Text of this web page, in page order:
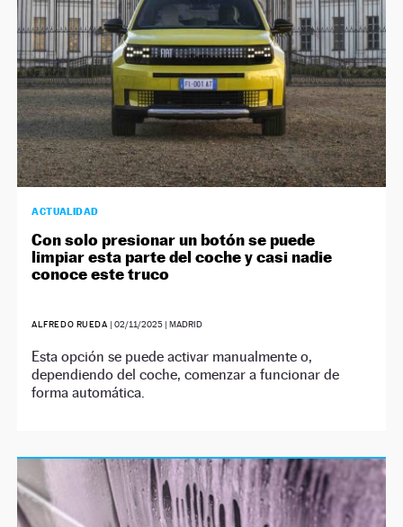
ACTUALIDAD
Con solo presionar un botón se puede
limpiar esta parte del coche y casi nadie
conoce este truco
ALFREDO RUEDA | 02/11/2025| MADRID
Esta opción se puede activar manualmente o,
dependiendo del coche, comenzar a funcionar de
forma automática.